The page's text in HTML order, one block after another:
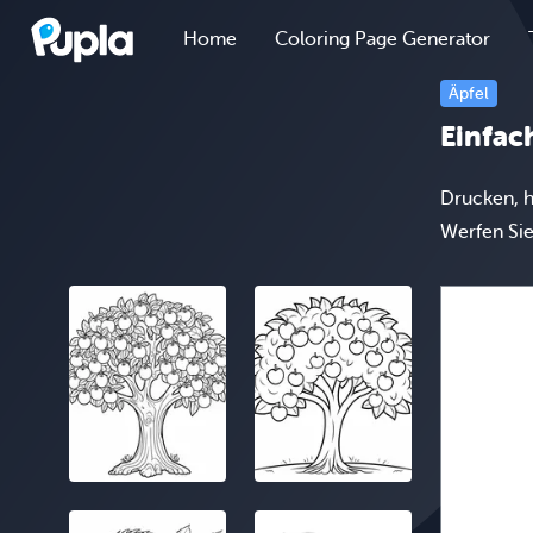
Home Coloring Page Generator
Äpfel
Drucken,
Werfen